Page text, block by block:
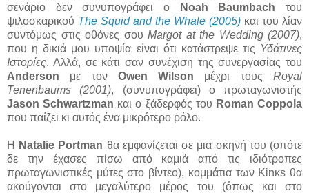
σενάριο δεν συνυπογράφει ο
Noah Baumbach του
ψιλοσκαρικού The Squid and the Whale (2005) και του λίαν
συντόμως στις οθόνες σου Margot at the Wedding (2007),
που η δικιά μου υποψία είναι ότι κατάστρεψε τις Υδάτινες
Ιστορίες. Αλλά, σε κάτι σαν συνέχιση της συνεργασίας του
Anderson με τον Owen Wilson μέχρι τουςRoyal
Tenenbaums (2001), (συνυπογράφει) ο πρωταγωνιστής
Jason Schwartzman και ο ξάδερφός του Roman Coppola
που παίζει κι αυτός ένα μικρότερο ρόλο.
Η Natalie Portman θα εμφανίζεται σε μια σκηνή του (οπότε
δε την έχασες πίσω από καμιά από τις ιδιότροπες
πρωταγωνιστικές μύτες στο βίντεο), κομμάτια των Kinκs θα
ακούγονται στο μεγαλύτερο μέρος του (όπως και στο